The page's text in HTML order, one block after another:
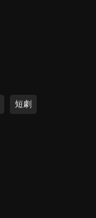
短劇